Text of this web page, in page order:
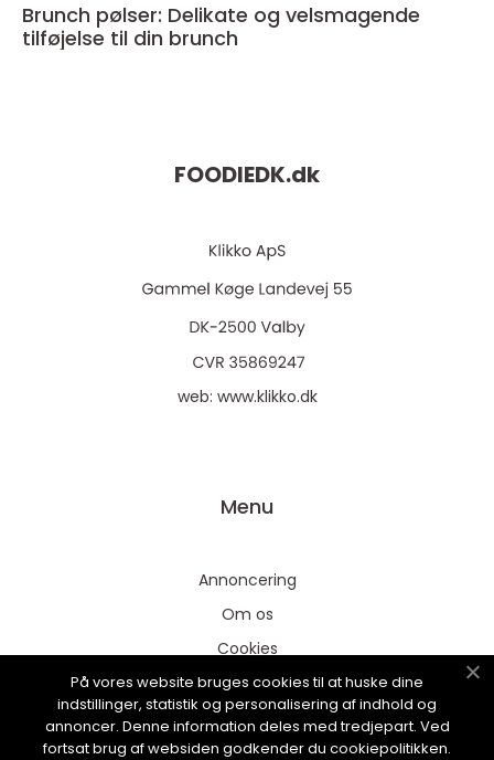
Brunch pølser: Delikate og velsmagende
tilføjelse til din brunch
FOODIEDK.dk
web: www.klikko.dk
Menu
Annoncering
Om os
Cookies
Kontakt os
Sitemap
På vores website bruges cookies til at huske dine
indstillinger, statistik og personalisering af indhold og
annoncer. Denne information deles med tredjepart. Ved
fortsat brug af websiden godkender du cookiepolitikken.